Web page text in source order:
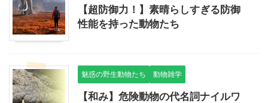
【超防御力！】素晴らしすぎる防御
性能を持った動物たち
魅惑の野生動物たち 動物雑学
【和み】危険動物の代名詞ナイルワ